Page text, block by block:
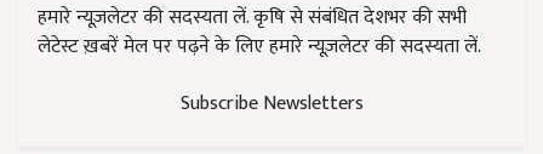
हमारे न्यूज़लेटर की सदस्यता लें. कृषि से संबंधित देशभर की सभी
लेटेस्ट ख़बरें मेल पर पढ़ने के लिए हमारे न्यूज़लेटर की सदस्यता लें.
Subscribe Newsletters